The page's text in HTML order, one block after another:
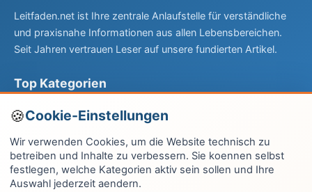
Leitfaden.net ist Ihre zentrale Anlaufstelle für verständliche
und praxisnahe Informationen aus allen Lebensbereichen.
Seit Jahren vertrauen Leser auf unsere fundierten Artikel.
Top Kategorien
Computer & EDV
Haus & Garten
Fitness & Gesundheit
Wissen & Lernen
Cookie-Einstellungen
Wir verwenden Cookies, um die Website technisch zu
betreiben und Inhalte zu verbessern. Sie koennen selbst
festlegen, welche Kategorien aktiv sein sollen und Ihre
Auswahl jederzeit aendern.